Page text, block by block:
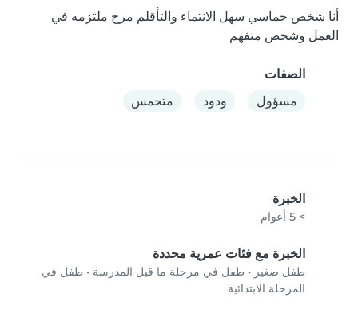
العمل وشخص متفهم
الصفات
مسؤول
ودود متحمس
الخبرة
> 5 أعوام
الخبرة مع فئات عمرية محددة
طفل صغير • طفل في مرحلة ما قبل المدرسة • طفل في
المرحلة الابتدائية